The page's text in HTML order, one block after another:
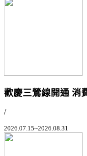
歡慶三鶯線開通 消
/
2026.07.15~2026.08.31